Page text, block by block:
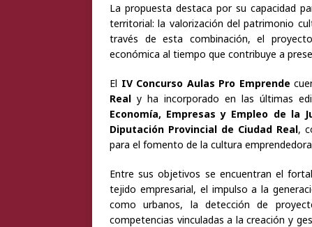
La propuesta destaca por su capacidad
territorial: la valorización del patrimonio
través de esta combinación, el
económica al tiempo que contribuye a
El IV Concurso Aulas Pro Emprende
Real y ha incorporado en las últimas
Economía, Empresas y Empleo de la
Diputación Provincial de Ciudad Real,
para el fomento de la cultura
Entre sus objetivos se encuentran el
tejido empresarial, el impulso a la
como urbanos, la detección de
competencias vinculadas a la creación y